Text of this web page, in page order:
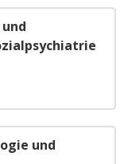
und